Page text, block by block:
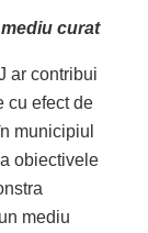
curat
ar contribui
cu efect de
municipiul
obiectivele
mediu